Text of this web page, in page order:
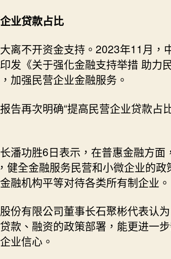
业贷款占比
离不开资金支持。2023年11月，
发《关于强化金融支持举措 助力
加强民营企业金融服务。
告再次明确“提高民营企业贷款占
潘功胜6日表示，在普惠金融方面
健全金融服务民营和小微企业的政
融机构平等对待各类所有制企业。
份有限公司董事长石聚彬代表认
款、融资的政策部署，能更进一
业信心。